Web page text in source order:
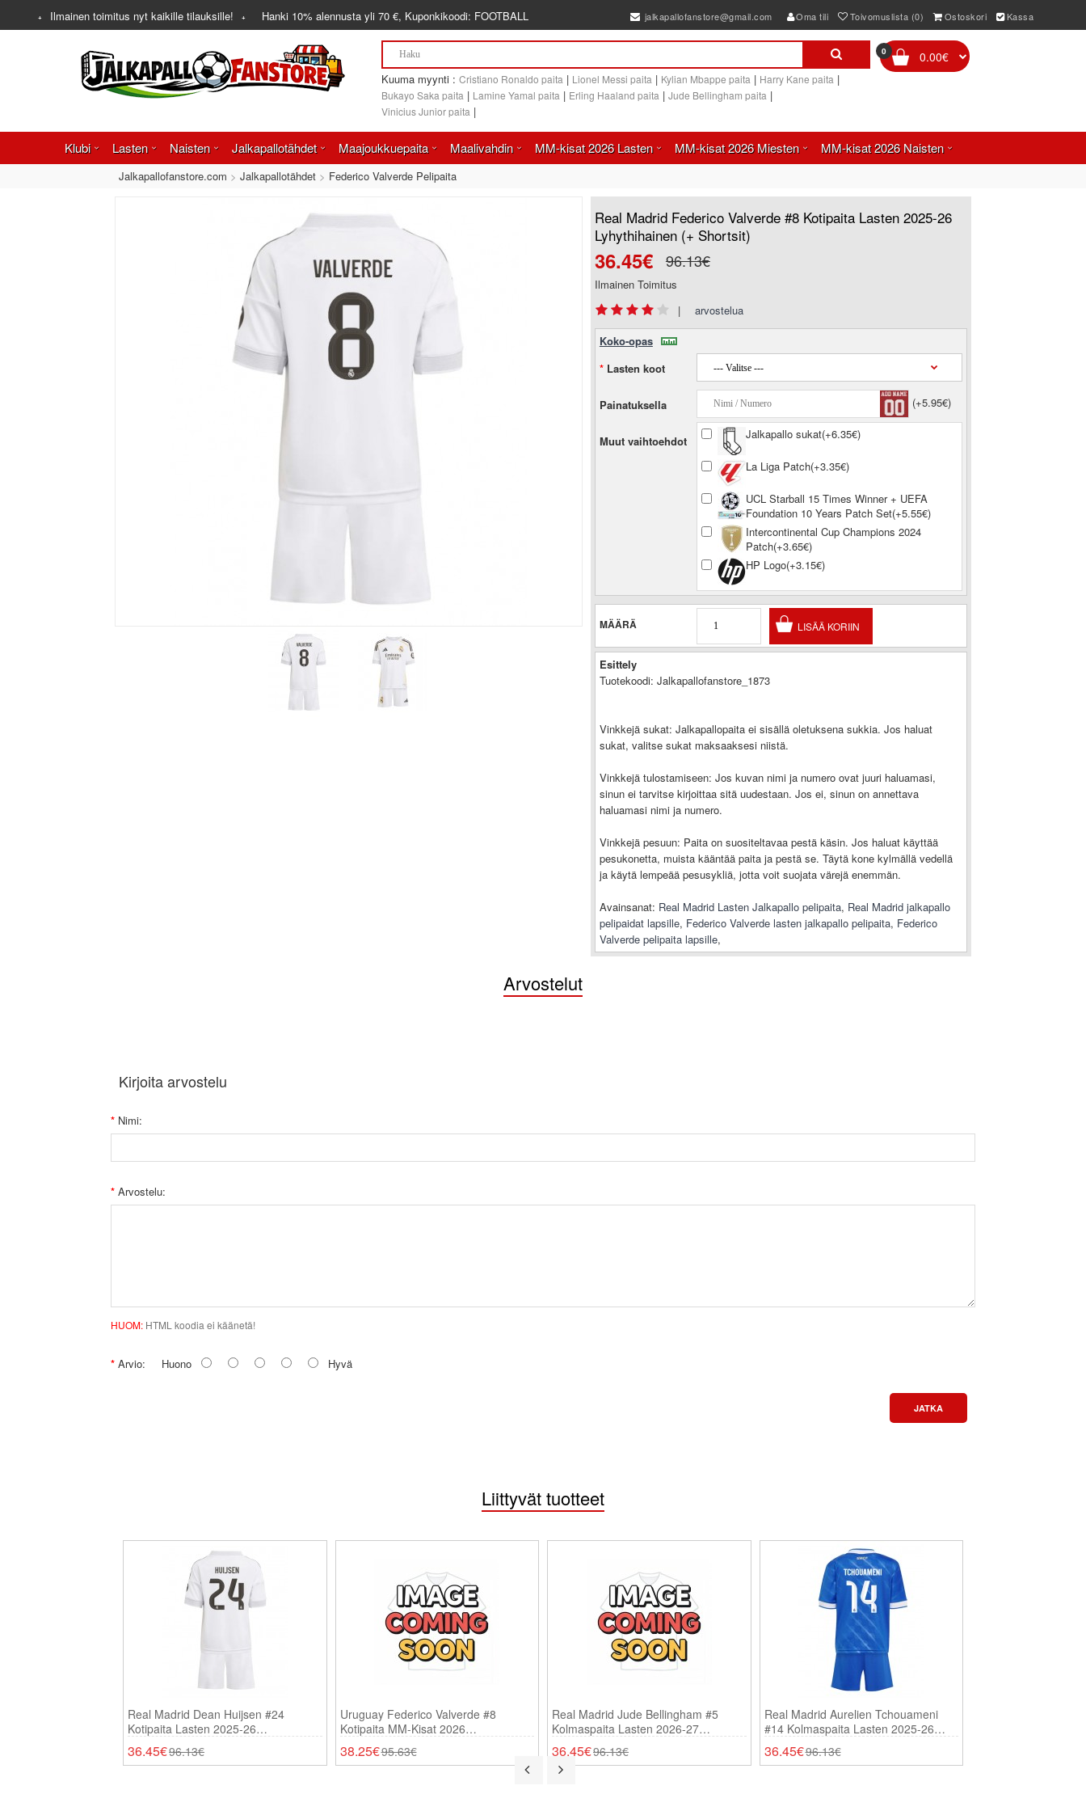
Ilmainen toimitus nyt kaikille tilauksille! Hanki 10% alennusta yli 70 €, Kuponkikoodi: FOOTBALL jalkapallofanstore@gmail.com Oma tili Toivomuslista (0) Ostoskori Kassa
Kuuma myynti : Cristiano Ronaldo paita | Lionel Messi paita | Kylian Mbappe paita | Harry Kane paita |
Bukayo Saka paita | Lamine Yamal paita | Erling Haaland paita | Jude Bellingham paita |
Vinicius Junior paita |
0 0.00€
Klubi Lasten Naisten Jalkapallotähdet Maajoukkuepaita Maalivahdin MM-kisat 2026 Lasten MM-kisat 2026 Miesten MM-kisat 2026 Naisten
Jalkapallofanstore.com Jalkapallotähdet Federico Valverde Pelipaita
Real Madrid Federico Valverde #8 Kotipaita Lasten 2025-26
Lyhythihainen (+ Shortsit)
36.45€ 96.13€
Ilmainen Toimitus
|
arvostelua
Koko-opas
Lasten koot
Painatuksella (+5.95€)
Muut vaihtoehdot Jalkapallo sukat(+6.35€)
La Liga Patch(+3.35€)
UCL Starball 15 Times Winner + UEFA
Foundation 10 Years Patch Set(+5.55€)
Intercontinental Cup Champions 2024
Patch(+3.65€)
HP Logo(+3.15€)
MÄÄRÄ
Esittely
Tuotekoodi: Jalkapallofanstore_1873
Vinkkejä sukat: Jalkapallopaita ei sisällä oletuksena sukkia. Jos haluat
sukat, valitse sukat maksaaksesi niistä.
Vinkkejä tulostamiseen: Jos kuvan nimi ja numero ovat juuri haluamasi,
sinun ei tarvitse kirjoittaa sitä uudestaan. Jos ei, sinun on annettava
haluamasi nimi ja numero.
Vinkkejä pesuun: Paita on suositeltavaa pestä käsin. Jos haluat käyttää
pesukonetta, muista kääntää paita ja pestä se. Täytä kone kylmällä vedellä
ja käytä lempeää pesusykliä, jotta voit suojata värejä enemmän.
Avainsanat: Real Madrid Lasten Jalkapallo pelipaita, Real Madrid jalkapallo
pelipaidat lapsille, Federico Valverde lasten jalkapallo pelipaita, Federico
Valverde pelipaita lapsille,
Arvostelut
Kirjoita arvostelu
Nimi:
Arvostelu:
HUOM: HTML koodia ei käänetä!
Arvio: Huono Hyvä
JATKA
Liittyvät tuotteet
Real Madrid Dean Huijsen #24
Kotipaita Lasten 2025-26
Lyhythihainen (+ Shortsit)
36.45€96.13€
Uruguay Federico Valverde #8
Kotipaita MM-Kisat 2026
Lyhythihainen
38.25€95.63€
Real Madrid Jude Bellingham #5
Kolmaspaita Lasten 2026-27
Lyhythihainen (+ Shortsit)
36.45€96.13€
Real Madrid Aurelien Tchouameni
#14 Kolmaspaita Lasten 2025-26
Lyhythihainen (+ Shortsit)
36.45€96.13€